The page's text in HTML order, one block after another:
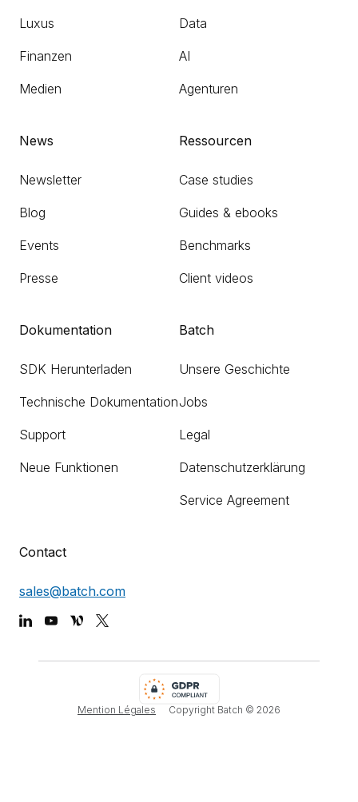
Luxus
Finanzen
Medien
Data
AI
Agenturen
News
Newsletter
Blog
Events
Presse
Ressourcen
Case studies
Guides & ebooks
Benchmarks
Client videos
Dokumentation
SDK Herunterladen
Technische Dokumentation
Support
Neue Funktionen
Batch
Unsere Geschichte
Jobs
Legal
Datenschutzerklärung
Service Agreement
Contact
sales@batch.com
Mention Légales Copyright Batch © 2026